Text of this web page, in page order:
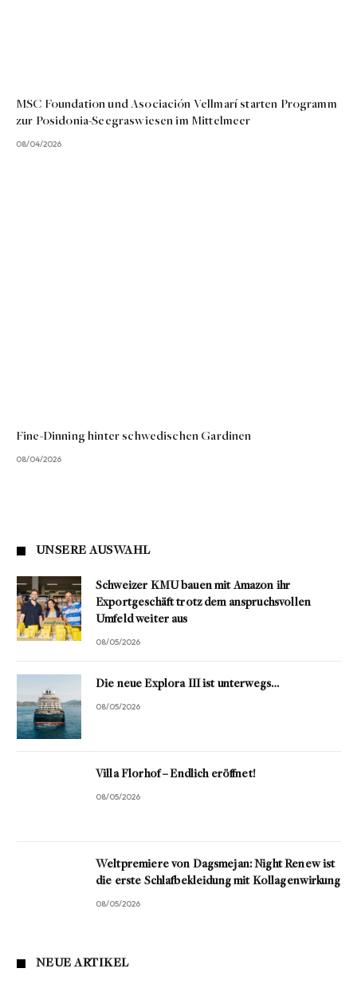
MSC Foundation und Asociación Vellmarí starten Programm
zur Posidonia-Seegraswiesen im Mittelmeer
08/04/2026
Fine-Dinning hinter schwedischen Gardinen
08/04/2026
UNSERE AUSWAHL
Schweizer KMU bauen mit Amazon ihr
Exportgeschäft trotz dem anspruchsvollen
Umfeld weiter aus
08/05/2026
Die neue Explora III ist unterwegs…
08/05/2026
Villa Florhof – Endlich eröffnet!
08/05/2026
Weltpremiere von Dagsmejan: Night Renew ist
die erste Schlafbekleidung mit Kollagenwirkung
08/05/2026
NEUE ARTIKEL